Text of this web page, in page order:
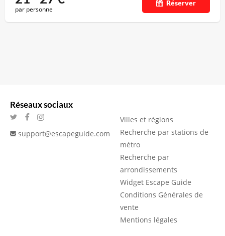
par personne
Réserver
Réseaux sociaux
support@escapeguide.com
Villes et régions
Recherche par stations de
métro
Recherche par
arrondissements
Widget Escape Guide
Conditions Générales de
vente
Mentions légales